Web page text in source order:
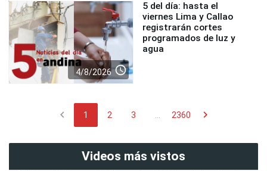
4/8/2026 access_time
5 del día: hasta el
viernes Lima y Callao
registrarán cortes
programados de luz y
agua
chevron_left 1 2 3 ... 2360 chevron_right
Videos más vistos